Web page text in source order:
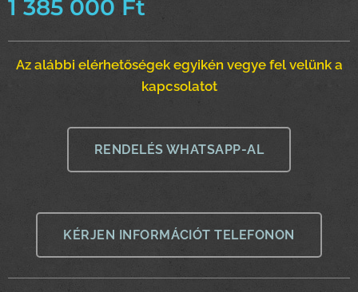
1 385 000 Ft
Az alábbi elérhetőségek egyikén vegye fel velünk a
kapcsolatot
RENDELÉS WHATSAPP-AL
KÉRJEN INFORMÁCIÓT TELEFONON